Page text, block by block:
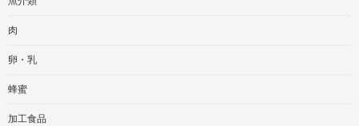
肉
卵・乳
蜂蜜
加工食品